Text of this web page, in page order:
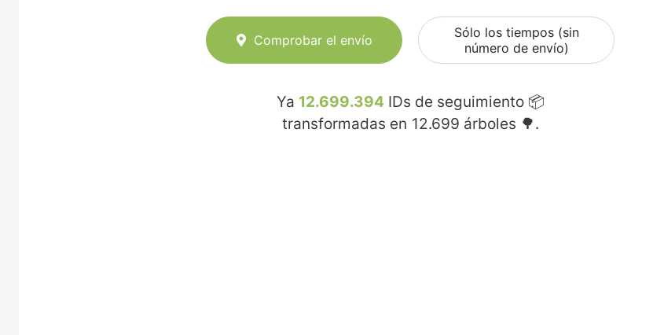
Comprobar el envío
Sólo los tiempos (sin
número de envío)
Ya 12.699.394 IDs de seguimiento 📦
transformadas en 12.699 árboles 🌳.